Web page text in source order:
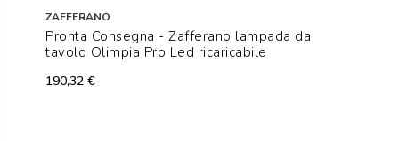
ZAFFERANO
Pronta Consegna - Zafferano lampada da
tavolo Olimpia Pro Led ricaricabile
190,32 €